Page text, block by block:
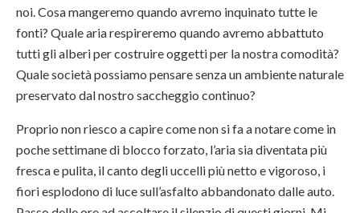
noi. Cosa mangeremo quando avremo inquinato tutte le
fonti? Quale aria respireremo quando avremo abbattuto
tutti gli alberi per costruire oggetti per la nostra comodità?
Quale società possiamo pensare senza un ambiente naturale
preservato dal nostro saccheggio continuo?
Proprio non riesco a capire come non si fa a notare come in
poche settimane di blocco forzato, l’aria sia diventata più
fresca e pulita, il canto degli uccelli più netto e vigoroso, i
fiori esplodono di luce sull’asfalto abbandonato dalle auto.